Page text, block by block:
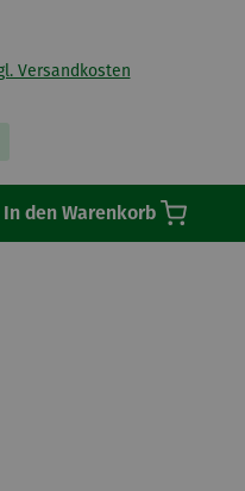
Versandkosten
In den Warenkorb